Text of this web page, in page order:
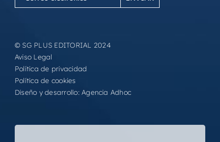
electrónico
© SG PLUS EDITORIAL 2024
Aviso Legal
Política de privacidad
Política de cookies
Diseño y desarrollo:Agencia Adhoc